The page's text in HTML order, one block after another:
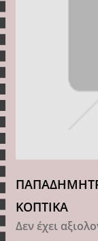
ΚΟΠΤΙΚΑ
Δεν έχει